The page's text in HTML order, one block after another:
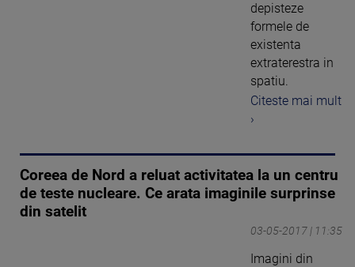
depisteze
formele de
existenta
extraterestra in
spatiu.
Citeste mai mult
›
Coreea de Nord a reluat activitatea la un centru
de teste nucleare. Ce arata imaginile surprinse
din satelit
03-05-2017 | 11:35
Imagini din